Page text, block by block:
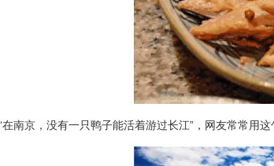
京，没有一只鸭子能活着游过长江”，网友常常用这